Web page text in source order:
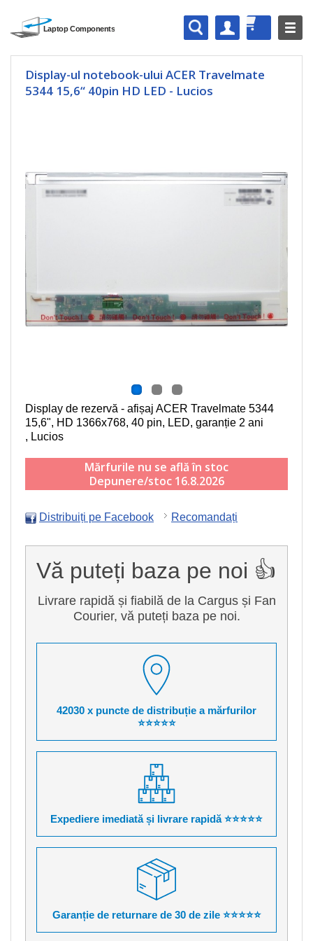
Display-ul notebook-ului ACER Travelmate
5344 15,6“ 40pin HD LED - Lucios
Display de rezervă - afișaj ACER Travelmate 5344
15,6", HD 1366x768, 40 pin, LED, garanție 2 ani
, Lucios
Mărfurile nu se află în stoc
Depunere/stoc 16.8.2026
Distribuiți pe Facebook Recomandați
Vă puteți baza pe noi 👍
Livrare rapidă și fiabilă de la Cargus și Fan
Courier, vă puteți baza pe noi.
42030 x puncte de distribuție a mărfurilor
⭐⭐⭐⭐⭐
Expediere imediată și livrare rapidă ⭐⭐⭐⭐⭐
Garanție de returnare de 30 de zile ⭐⭐⭐⭐⭐